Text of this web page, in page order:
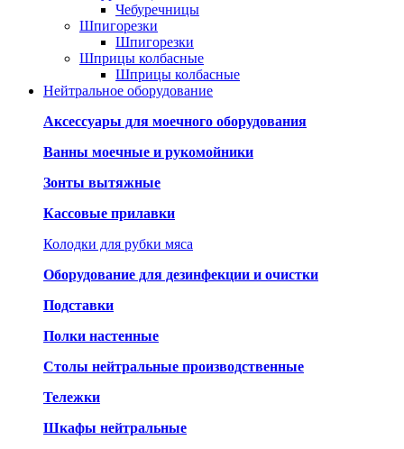
Чебуречницы
Шпигорезки
Шпигорезки
Шприцы колбасные
Шприцы колбасные
Нейтральное оборудование
Аксессуары для моечного оборудования
Ванны моечные и рукомойники
Зонты вытяжные
Кассовые прилавки
Колодки для рубки мяса
Оборудование для дезинфекции и очистки
Подставки
Полки настенные
Столы нейтральные производственные
Тележки
Шкафы нейтральные